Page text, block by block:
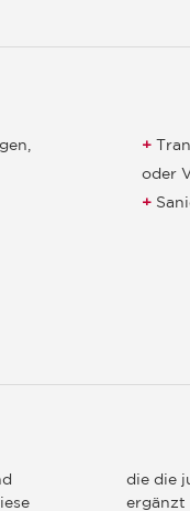
oder
die die
ergänzt